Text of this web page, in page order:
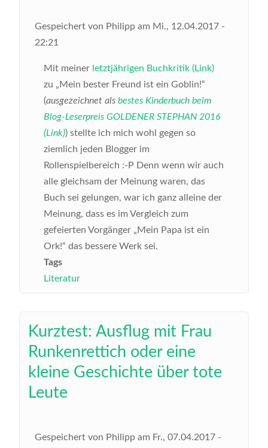
Gespeichert von Philipp am Mi., 12.04.2017 -
22:21
Mit meiner letztjährigen Buchkritik (Link)
zu „Mein bester Freund ist ein Goblin!“
(ausgezeichnet als bestes Kinderbuch beim
Blog-Leserpreis GOLDENER STEPHAN 2016
(Link)) stellte ich mich wohl gegen so
ziemlich jeden Blogger im
Rollenspielbereich :-P Denn wenn wir auch
alle gleichsam der Meinung waren, das
Buch sei gelungen, war ich ganz alleine der
Meinung, dass es im Vergleich zum
gefeierten Vorgänger „Mein Papa ist ein
Ork!“ das bessere Werk sei.
Tags
Literatur
Kurztest: Ausflug mit Frau
Runkenrettich oder eine
kleine Geschichte über tote
Leute
Gespeichert von Philipp am Fr., 07.04.2017 -